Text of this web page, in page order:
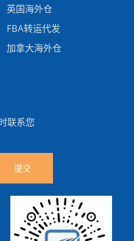
英国海外仓
FBA转运代发
加拿大海外仓
联系您
提交